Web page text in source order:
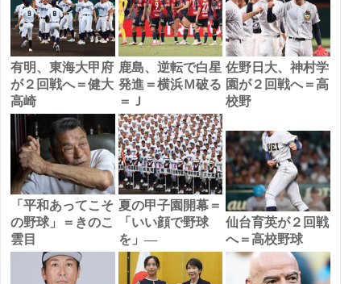
有明、東海大甲府
が２回戦へ＝健大
高崎
鹿島、逆転で白星
発進＝横浜Ｍ破る
＝Ｊ
佐野日大、神村学
園が２回戦へ＝高
校野
「平和あってこそ
の野球」＝きのこ
雲目
夏の甲子園開幕＝
「いい顔で野球
を」―
仙台育英が２回戦
へ＝高校野球